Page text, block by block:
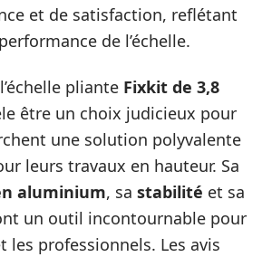
et de satisfaction, reflétant
de l’échelle.
pliante Fixkit de 3,8
être un choix judicieux pour
une solution polyvalente
leurs travaux en hauteur. Sa
aluminium, sa stabilité et sa
un outil incontournable pour
les professionnels. Les avis